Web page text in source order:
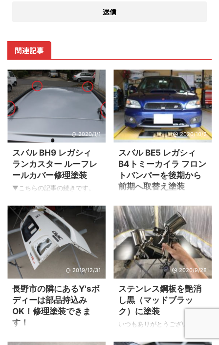
関連記事
2020/1/1
スバル BH9 レガシィ
ランカスター ルーフレ
ールカバー修理塗装
▼こちらの記事の続きです。
ルカバーの修理塗装です。 経
年劣化による色あせと内側に
割れが発生してました。 部品
供給はレール一体のため断
念。 カバー脱着を試みました
がこちらもルーフレールと一
体のため天井の内張りを外す
必要があるので断念。 外さず
に修理させていただくことに
なりました。 ルーフレールカ
バー修理 ▲カバー表面が経年
劣化による色あせです。 カバ
のですがアクロバティックな
2020/10/2
スバル BE5 レガシィ
B4トミーカイラ フロン
トバンパーを後期から
前期へ取替え塗装
ら フロントバンパーのフィッ
ティングを確認 ▲元々付いて
いた後期型バンパーを取り外
して前期型のバンパー（白）
を仮合わせします。 ▲グリル
⇔ヘッドライトのボンネット
とフロントバンパー上部が干
渉してしまうので加工しなが
ら取り付けです。 主な加工
は、 バンパービームを前期型
へ交換。 車体に取り付くビー
ム取付穴を長穴加工。 その
この方法で干渉が無くなりま
2019/12/31
長野市の隣にあるY'sボ
ディーは部品持込み
OK！修理塗装できま
す！
2020/9/28
ステンレス鋼板を艶消
し黒（マッドブラッ
ク）に塗装
いつもありがとうございま